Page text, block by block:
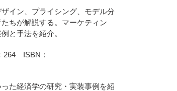
イン、プライシング、モデル分
ちが解説する。マーケティン
と手法を紹介。
264 ISBN：
た経済学の研究・実装事例を紹